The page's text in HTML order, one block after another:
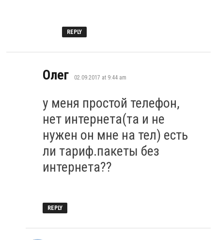
REPLY
Олег says:
02.09.2017 at 9:44 am
у меня простой телефон,
нет интернета(та и не
нужен он мне на тел) есть
ли тариф.пакеты без
интернета??
REPLY